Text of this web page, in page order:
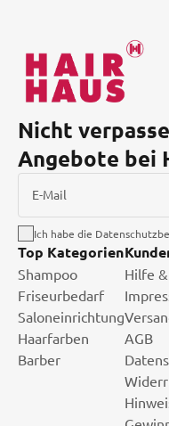
Nicht
Angebote bei
E-Mail
Ich habe die
Top Kategorien
Shampoo
Friseurbedarf
Saloneinrichtung
Haarfarben
Barber
Hilfe
AGB